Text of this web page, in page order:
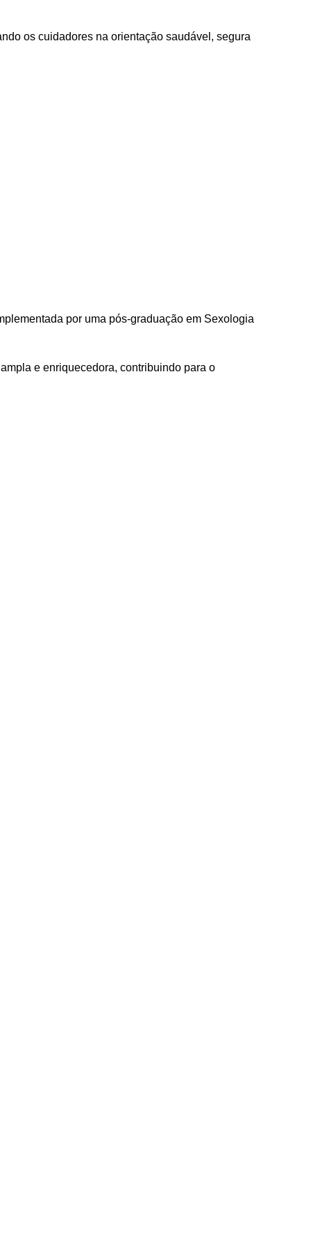
os cuidadores na orientação saudável, segura
por uma pós-graduação em Sexologia
e enriquecedora, contribuindo para o